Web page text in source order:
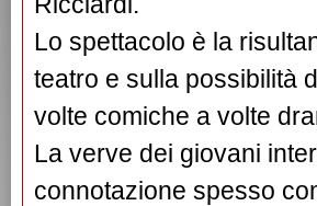
Lo spettacolo è la
teatro e sulla possibilità
volte comiche a volte
La verve dei giovani
connotazione spesso